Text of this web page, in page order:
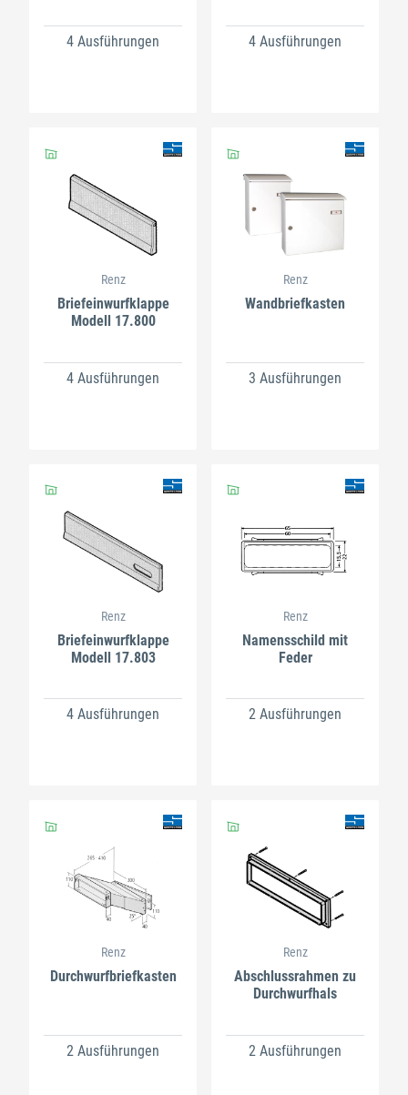
4 Ausführungen 4 Ausführungen
Renz
Briefeinwurfklappe
Modell 17.800
4 Ausführungen
Renz
Wandbriefkasten
3 Ausführungen
Renz
Briefeinwurfklappe
Modell 17.803
4 Ausführungen
Renz
Namensschild mit
Feder
2 Ausführungen
Renz
Durchwurfbriefkasten
2 Ausführungen
Renz
Abschlussrahmen zu
Durchwurfhals
2 Ausführungen